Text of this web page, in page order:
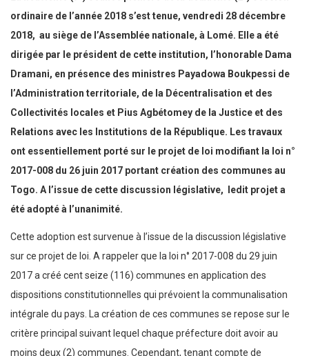
ordinaire de l’année 2018 s’est tenue, vendredi 28 décembre
2018, au siège de l’Assemblée nationale, à Lomé. Elle a été
dirigée par le président de cette institution, l’honorable Dama
Dramani, en présence des ministres Payadowa Boukpessi de
l’Administration territoriale, de la Décentralisation et des
Collectivités locales et Pius Agbétomey de la Justice et des
Relations avec les Institutions de la République. Les travaux
ont essentiellement porté sur le projet de loi modifiant la loi n°
2017-008 du 26 juin 2017 portant création des communes au
Togo. A l’issue de cette discussion législative, ledit projet a
été adopté à l’unanimité.
Cette adoption est survenue à l’issue de la discussion législative
sur ce projet de loi. A rappeler que la loi n° 2017-008 du 29 juin
2017 a créé cent seize (116) communes en application des
dispositions constitutionnelles qui prévoient la communalisation
intégrale du pays. La création de ces communes se repose sur le
critère principal suivant lequel chaque préfecture doit avoir au
moins deux (2) communes. Cependant, tenant compte de